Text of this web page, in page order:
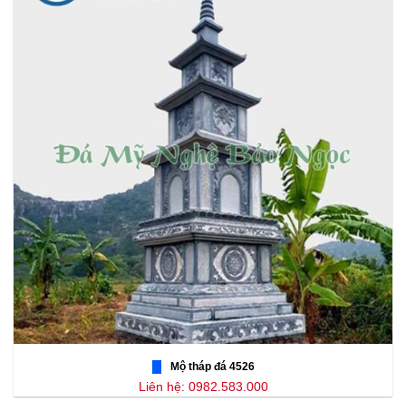
Mộ tháp đá 4526
Liên hệ: 0982.583.000